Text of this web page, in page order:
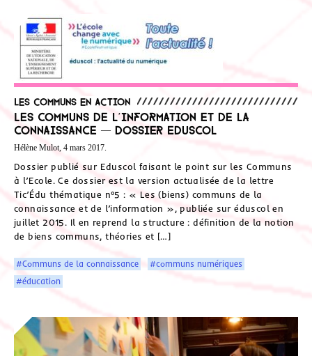
Les communs en action
Les communs de l’information et de la
connaissance — Dossier Eduscol
Hélène Mulot, 4 mars 2017.
Dossier publié sur Eduscol faisant le point sur les Communs
à l’Ecole. Ce dossier est la version actualisée de la lettre
Tic’Édu thématique n°5 : « Les (biens) communs de la
connaissance et de l’information », publiée sur éduscol en
juillet 2015. Il en reprend la structure : définition de la notion
de biens communs, théories et […]
#Communs de la connaissance
#communs numériques
#éducation